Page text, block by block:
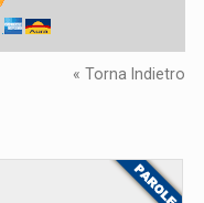
« Torna Indietro